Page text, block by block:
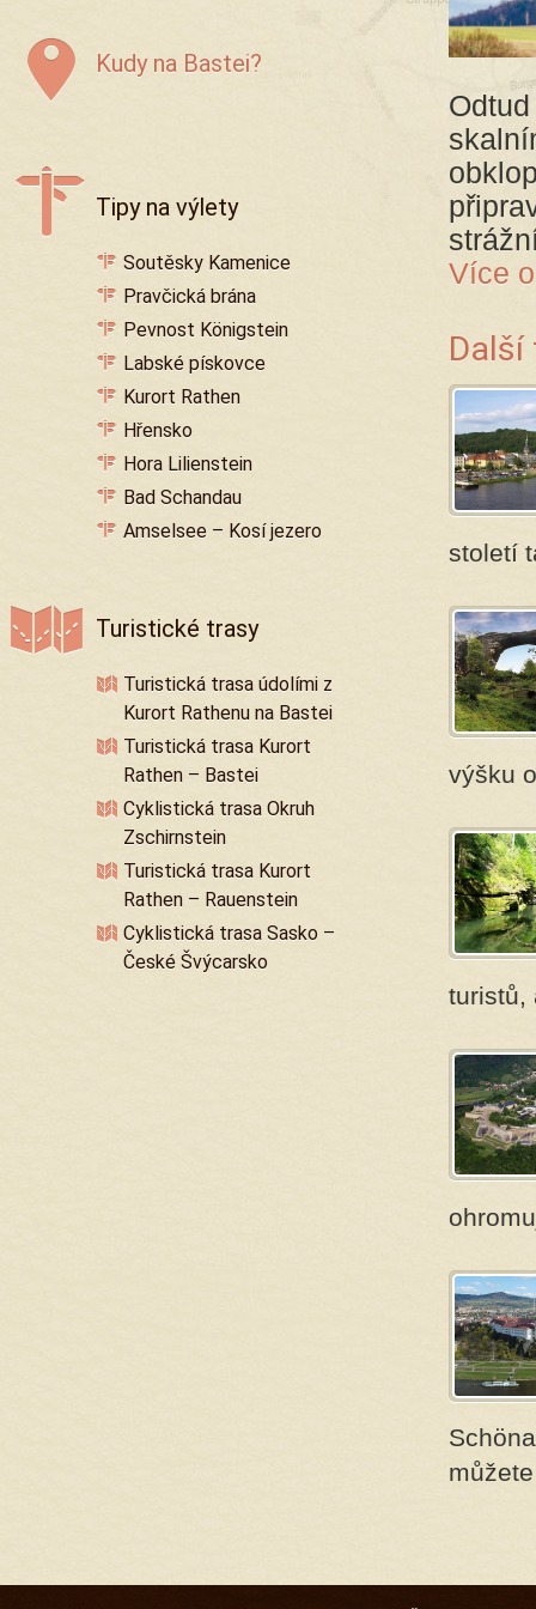
Více
Další
století
výšku
turistů,
Kudy na Bastei?
Tipy na výlety
Soutěsky Kamenice
Pravčická brána
Pevnost Königstein
Labské pískovce
Kurort Rathen
Hřensko
Hora Lilienstein
Bad Schandau
Amselsee – Kosí jezero
Turistické trasy
Turistická trasa údolími z
Kurort Rathenu na Bastei
Turistická trasa Kurort
Rathen – Bastei
Cyklistická trasa Okruh
Zschirnstein
Turistická trasa Kurort
Rathen – Rauenstein
Cyklistická trasa Sasko –
České Švýcarsko